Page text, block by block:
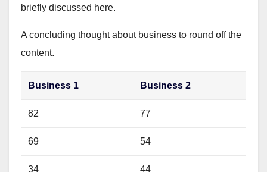
briefly discussed here.
A concluding thought about business to round off the
content.
Business 1 Business 2
82 77
69 54
34 44